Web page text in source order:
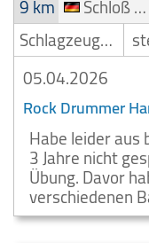
9 km
Schloß Holte-Stukenbrock
Schlagzeuger/Drummer
05.04.2026
Rock Drummer
Habe leider
3 Jahre nicht
Übung. Davor
verschiedenen